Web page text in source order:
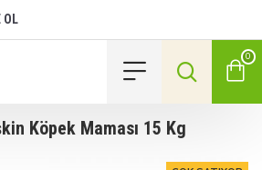
OL
0
Köpek Maması 15 Kg